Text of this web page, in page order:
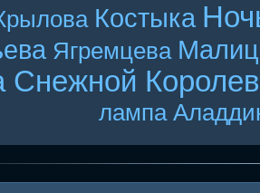
Костыка
Ягремцева
Снежной
лампа